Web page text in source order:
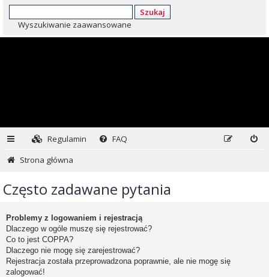
Szukaj
Wyszukiwanie zaawansowane
Regulamin
FAQ
Strona główna
Często zadawane pytania
Problemy z logowaniem i rejestracją
Dlaczego w ogóle muszę się rejestrować?
Co to jest COPPA?
Dlaczego nie mogę się zarejestrować?
Rejestracja została przeprowadzona poprawnie, ale nie mogę się
zalogować!